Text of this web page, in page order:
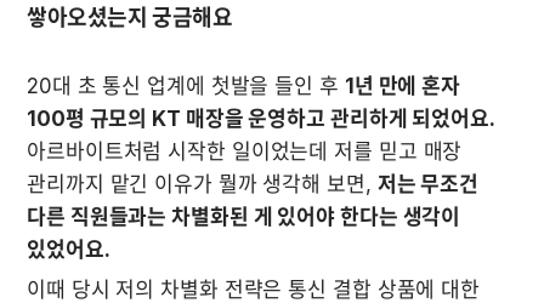
쌓아오셨는지 궁금해요
20대 초 통신 업계에 첫발을 들인 후 1년 만에 혼자
100평 규모의 KT 매장을 운영하고 관리하게 되었어요.
아르바이트처럼 시작한 일이었는데 저를 믿고 매장
관리까지 맡긴 이유가 뭘까 생각해 보면, 저는 무조건
다른 직원들과는 차별화된 게 있어야 한다는 생각이
있었어요.
이때 당시 저의 차별화 전략은 통신 결합 상품에 대한